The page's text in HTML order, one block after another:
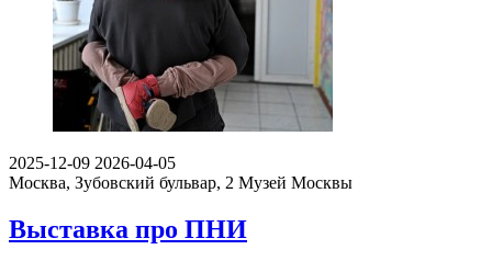
2025-12-09 2026-04-05
Москва, Зубовский бульвар, 2 Музей Москвы
Выставка про ПНИ